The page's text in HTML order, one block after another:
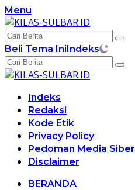
Langsung
ke
konten
Menu
Beli Tema IniIndeks
Indeks
Redaksi
Kode Etik
Privacy Policy
Pedoman Media Siber
Disclaimer
BERANDA